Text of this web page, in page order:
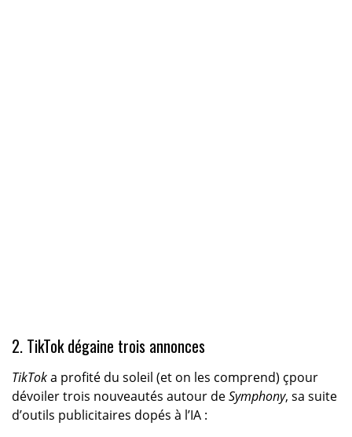
2. TikTok dégaine trois annonces
TikToka profité du soleil (et on les comprend) çpour
dévoiler trois nouveautés autour deSymphony, sa suite
d’outils publicitaires dopés à l’IA :